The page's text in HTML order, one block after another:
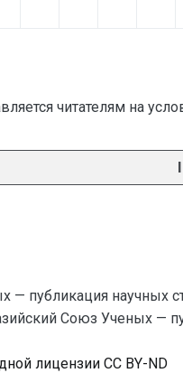
читателям на
— публикация научных
Союз Ученых —
лицензии CC BY-ND